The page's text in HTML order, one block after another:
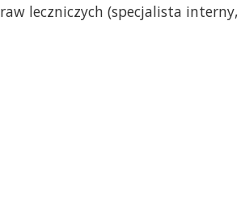
leczniczych (specjalista interny,